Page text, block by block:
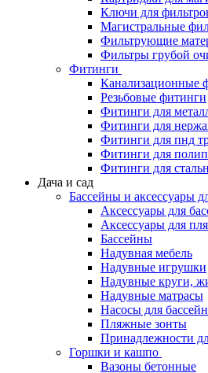
Ключи для
Магистральные
Фильтрующие
Фильтры грубой
Фитинги
Канализационные
Резьбовые фитинги
Фитинги для
Фитинги для
Фитинги для пнд
Фитинги для
Фитинги для
Дача и сад
Бассейны и аксессуары
Аксессуары для
Аксессуары для
Бассейны
Надувная мебель
Надувные игрушки
Надувные круги,
Надувные матрасы
Насосы для
Пляжные зонты
Принадлежности
Горшки и кашпо
Вазоны бетонные